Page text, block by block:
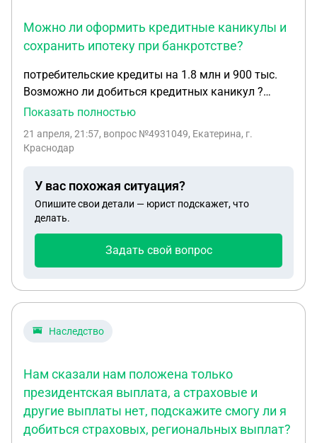
данном случае?
Можно ли оформить кредитные каникулы и
сохранить ипотеку при банкротстве?
потребительские кредиты на 1.8 млн и 900 тыс.
Возможно ли добиться кредитных каникул ?
дохода нет давно. Возможно ли банкротство при
гарантированное сохранение? И вообще имеют ли
все подтверждающие документы есть.
Показать полностью
21 апреля, 21:57, вопрос №4931049, Екатерина, г.
Краснодар
У вас похожая ситуация?
Опишите свои детали — юрист подскажет, что
делать.
Задать свой вопрос
Наследство
Нам сказали нам положена только
президентская выплата, а страховые и
другие выплаты нет, подскажите смогу ли я
добиться страховых, региональных выплат?